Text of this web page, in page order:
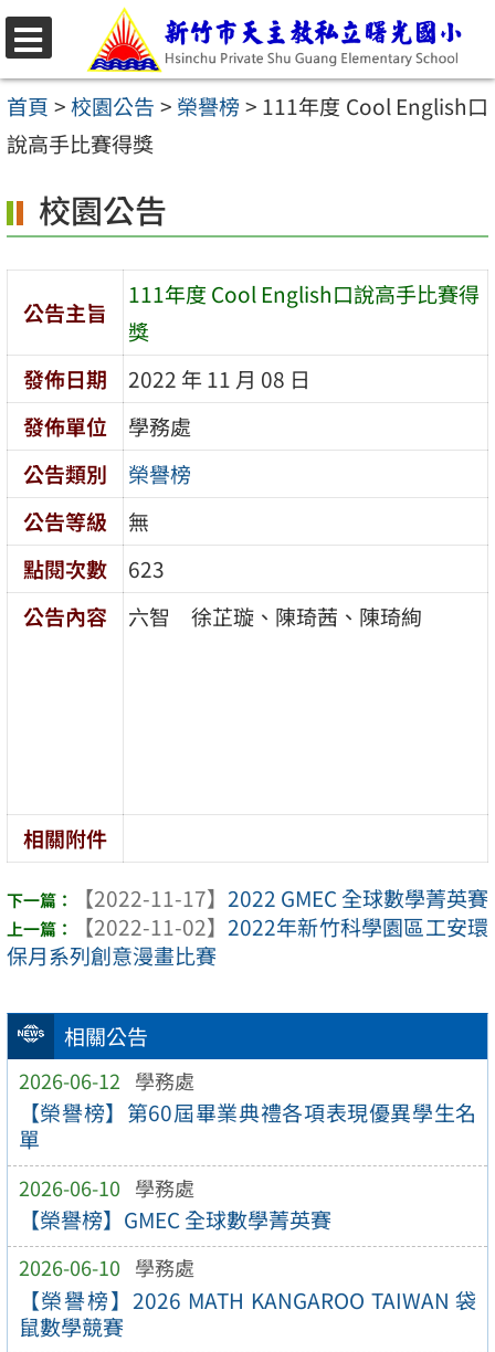
跳
至
主
要
容
區
選
單
首頁 >校園公告 > 榮譽榜 > 111年度 Cool English口
說高手比賽得獎
相關公告
2026-06-12 學務處
【榮譽榜】第60屆畢業典禮各項表現優異學生名
單
2026-06-10 學務處
【榮譽榜】GMEC 全球數學菁英賽
2026-06-10 學務處
【榮譽榜】2026 MATH KANGAROO TAIWAN 袋
鼠數學競賽
校園公告
公告主旨
111年度 Cool English口說高手比賽得
獎
發佈日期
2022 年 11 月 08 日
發佈單位
學務處
公告類別
榮譽榜
公告等級
無
點閱次數
623
公告內容
六智 徐芷璇、陳琦茜、陳琦絢
相關附件
【2022-11-17】 2022 GMEC 全球數學菁英賽
【2022-11-02】 2022年新竹科學園區工安環
保月系列創意漫畫比賽